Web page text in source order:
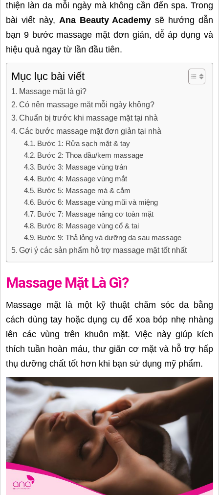
thiện làn da mỗi ngày mà không cần đến spa. Trong
bài viết này, Ana Beauty Academy sẽ hướng dẫn
bạn 9 bước massage mặt đơn giản, dễ áp dụng và
hiệu quả ngay từ lần đầu tiên.
Mục lục bài viết
Massage mặt là gì?
Có nên massage mặt mỗi ngày không?
Chuẩn bị trước khi massage mặt tại nhà
Các bước massage mặt đơn giản tại nhà
Bước 1: Rửa sạch mặt & tay
Bước 2: Thoa dầu/kem massage
Bước 3: Massage vùng trán
Bước 4: Massage vùng mắt
Bước 5: Massage má & cằm
Bước 6: Massage vùng mũi và miệng
Bước 7: Massage nâng cơ toàn mặt
Bước 8: Massage vùng cổ & tai
Bước 9: Thả lỏng và dưỡng da sau massage
Gợi ý các sản phẩm hỗ trợ massage mặt tốt nhất
Massage Mặt Là Gì?
Massage mặt là một kỹ thuật chăm sóc da bằng
cách dùng tay hoặc dụng cụ để xoa bóp nhẹ nhàng
lên các vùng trên khuôn mặt. Việc này giúp kích
thích tuần hoàn máu, thư giãn cơ mặt và hỗ trợ hấp
thụ dưỡng chất tốt hơn khi bạn sử dụng mỹ phẩm.